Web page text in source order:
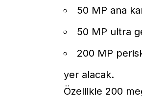
50 MP ana
50 MP ultra
200 MP
yer alacak.
Özellikle 200